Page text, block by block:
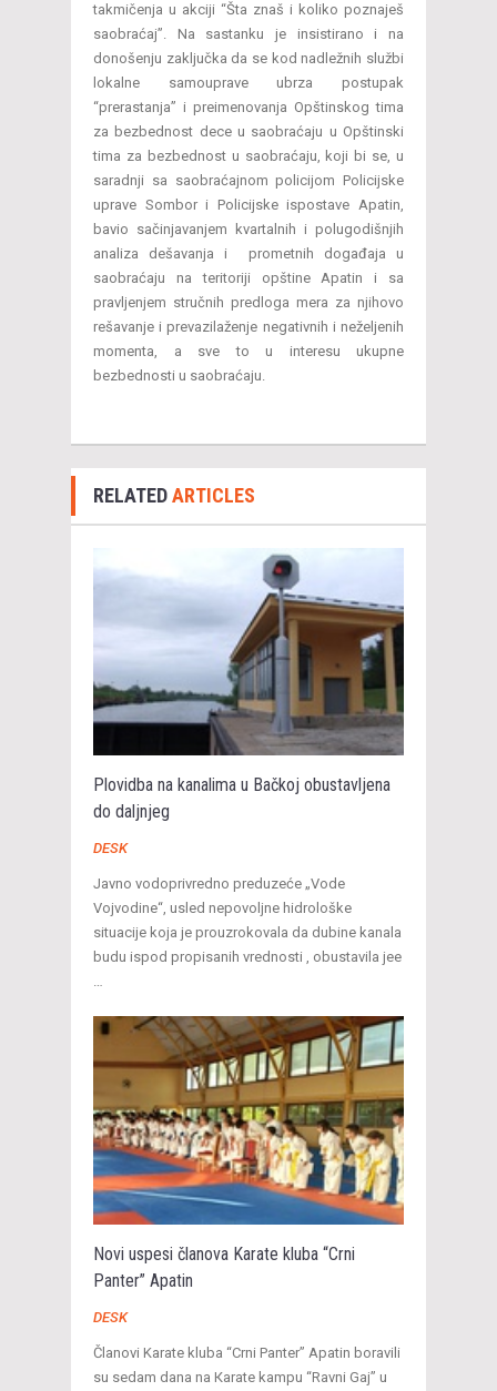
takmičenja u akciji “Šta znaš i koliko poznaješ
saobraćaj”. Na sastanku je insistirano i na
donošenju zaključka da se kod nadležnih službi
lokalne samouprave ubrza postupak
“prerastanja” i preimenovanja Opštinskog tima
za bezbednost dece u saobraćaju u Opštinski
tima za bezbednost u saobraćaju, koji bi se, u
saradnji sa saobraćajnom policijom Policijske
uprave Sombor i Policijske ispostave Apatin,
bavio sačinjavanjem kvartalnih i polugodišnjih
analiza dešavanja i prometnih događaja u
saobraćaju na teritoriji opštine Apatin i sa
pravljenjem stručnih predloga mera za njihovo
rešavanje i prevazilaženje negativnih i neželjenih
momenta, a sve to u interesu ukupne
bezbednosti u saobraćaju.
RELATEDARTICLES
Plovidba na kanalima u Bačkoj obustavljena
do daljnjeg
DESK
Javno vodoprivredno preduzeće „Vode
Vojvodine“, usled nepovoljne hidrološke
situacije koja je prouzrokovala da dubine kanala
budu ispod propisanih vrednosti , obustavila jee
…
Novi uspesi članova Karate kluba “Crni
Panter” Apatin
DESK
Članovi Karate kluba “Crni Panter” Apatin boravili
su sedam dana na Кarate kampu “Ravni Gaj” u